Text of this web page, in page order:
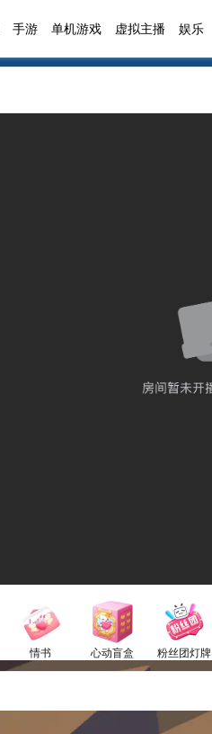
手游 单机游戏 虚拟主播 娱乐
情书
52电池
心动盲盒
150电池
粉丝团灯牌
1电池